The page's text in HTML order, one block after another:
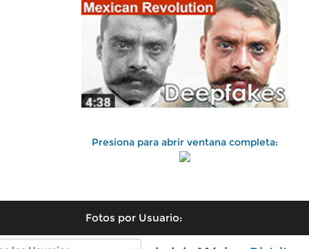
Presiona para abrir ventana completa:
Fotos por Usuario: